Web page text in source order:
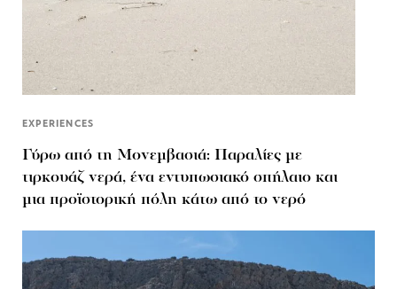
EXPERIENCES
Γύρω από τη Μονεμβασιά: Παραλίες με
τιρκουάζ νερά, ένα εντυπωσιακό σπήλαιο και
μια προϊστορική πόλη κάτω από το νερό